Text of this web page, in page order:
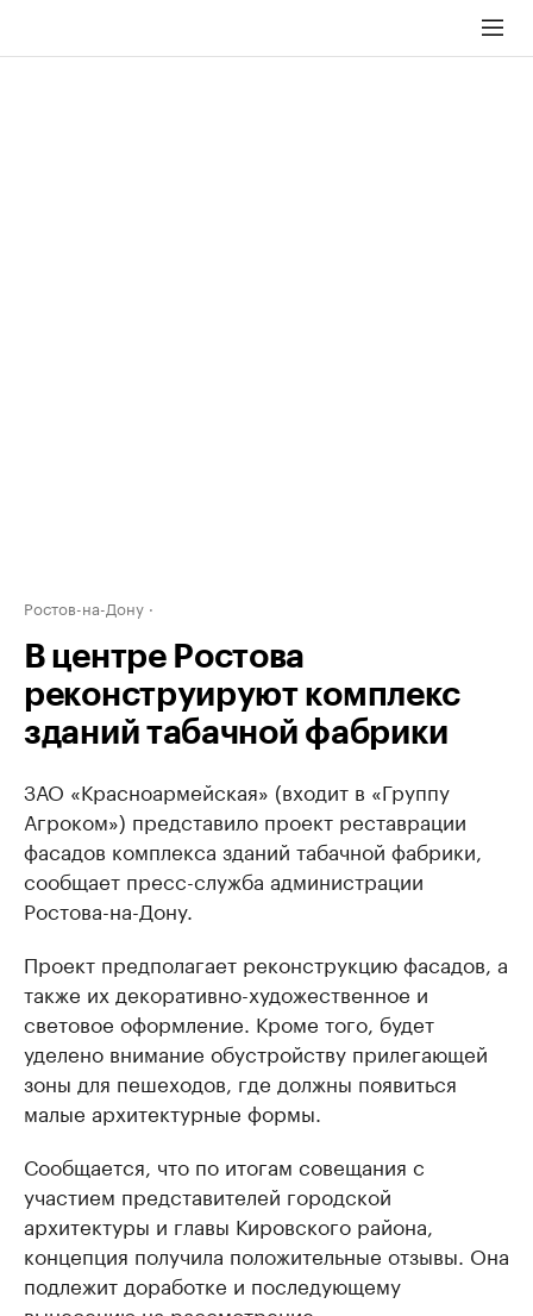
Ростов-на-Дону
В центре Ростова
реконструируют комплекс
зданий табачной фабрики
ЗАО «Красноармейская» (входит в «Группу
Агроком») представило проект реставрации
фасадов комплекса зданий табачной фабрики,
сообщает пресс-служба администрации
Ростова-на-Дону.
Проект предполагает реконструкцию фасадов, а
также их декоративно-художественное и
световое оформление. Кроме того, будет
уделено внимание обустройству прилегающей
зоны для пешеходов, где должны появиться
малые архитектурные формы.
Сообщается, что по итогам совещания с
участием представителей городской
архитектуры и главы Кировского района,
концепция получила положительные отзывы. Она
подлежит доработке и последующему